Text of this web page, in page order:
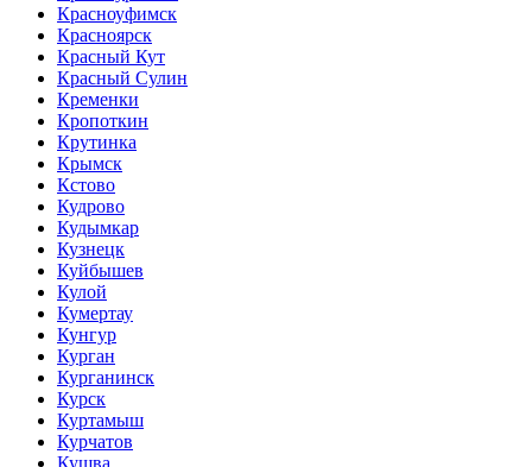
Красноуфимск
Красноярск
Красный Кут
Красный Сулин
Кременки
Кропоткин
Крутинка
Крымск
Кстово
Кудрово
Кудымкар
Кузнецк
Куйбышев
Кулой
Кумертау
Кунгур
Курган
Курганинск
Курск
Куртамыш
Курчатов
Кушва